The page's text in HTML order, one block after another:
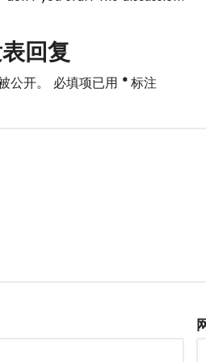
回复
公开。 必填项已用 *标注